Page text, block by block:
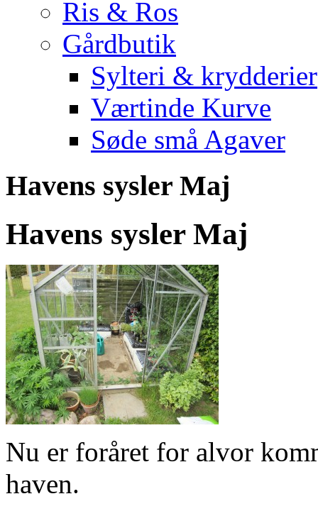
Ris & Ros
Gårdbutik
Sylteri & krydderier
Værtinde Kurve
Søde små Agaver
Havens sysler Maj
Havens sysler Maj
Nu er foråret for alvor
haven.